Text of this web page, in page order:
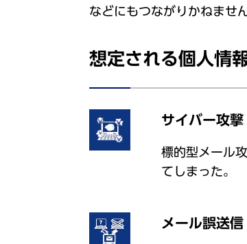
などにもつながりかねませ
想定される個人情
サイバー攻撃
標的型メール
てしまった。
メール誤送信